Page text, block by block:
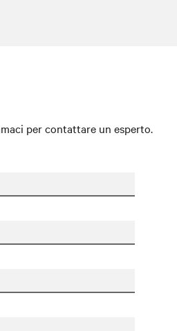
per contattare un esperto.